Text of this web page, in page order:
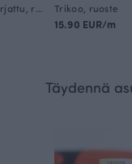
Trikoo, ruoste
15.90 EUR/m
Täydennä